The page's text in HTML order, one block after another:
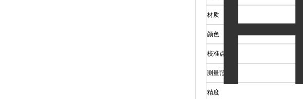
材质
颜色
校准点
测量范围
精度